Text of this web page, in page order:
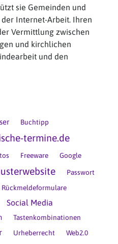
sie Gemeinden und
Internet-Arbeit. Ihren
Vermittlung zwischen
und kirchlichen
und den
Buchtipp
termine.de
Freeware Google
Passwort
Rückmeldeformulare
Social Media
Tastenkombinationen
Urheberrecht Web2.0